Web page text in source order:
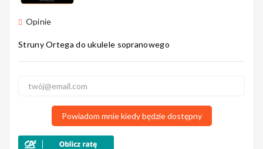
Instrumenty
Dla Dzieci
Akcesoria
Opinie
Struny Ortega do ukulele sopranowego
Powiadom mnie kiedy będzie dostępny